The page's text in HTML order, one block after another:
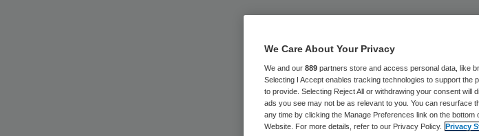
Minister
jongeren
We Care About Your Privacy
We and our 889 partners store and access personal data, like
Selecting I Accept enables tracking technologies to support
to provide. Selecting Reject All or withdrawing your consent
ads you see may not be as relevant to you. You can resurface
any time by clicking the Manage Preferences link on the
Website. For more details, refer to our Privacy Policy. Privacy